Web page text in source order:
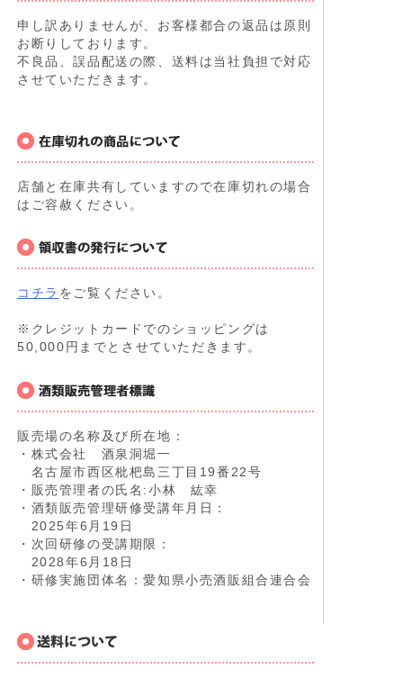
申し訳ありませんが、お客様都合の返品は原則
お断りしております。
不良品、誤品配送の際、送料は当社負担で対応
させていただきます。
店舗と在庫共有していますので在庫切れの場合
はご容赦ください。
コチラ をご覧ください。
※クレジットカードでのショッピングは
50,000円までとさせていただきます。
販売場の名称及び所在地：
・株式会社 酒泉洞堀一
名古屋市西区枇杷島三丁目19番22号
・販売管理者の氏名:小林 紘幸
・酒類販売管理研修受講年月日：
2025年6月19日
・次回研修の受講期限：
2028年6月18日
・研修実施団体名：愛知県小売酒販組合連合会